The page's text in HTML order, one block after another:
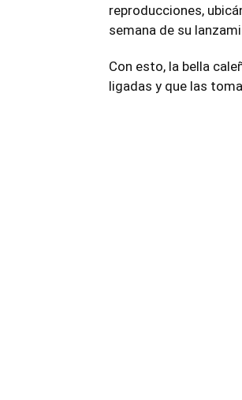
reproducciones,
semana de su
Con esto, la bella
ligadas y que las